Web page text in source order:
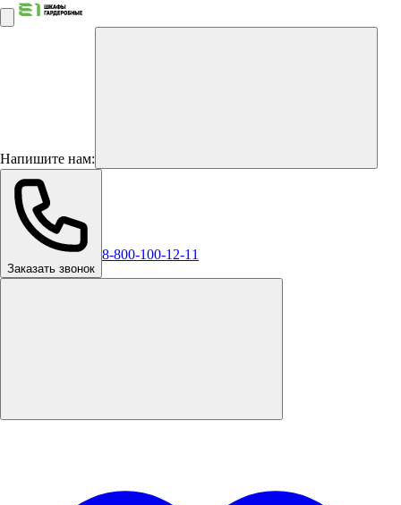
Напишите нам:
Заказать звонок
8-800-100-12-11